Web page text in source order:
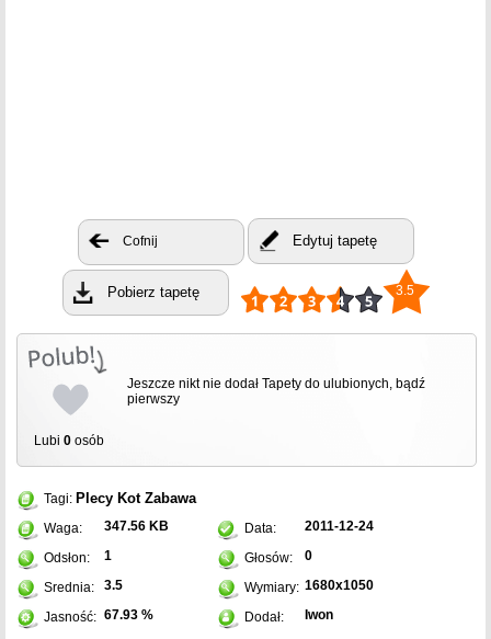
Cofnij Edytuj tapetę
Pobierz tapetę 3.5
Lubi 0 osób
Jeszcze nikt nie dodał Tapety do ulubionych, bądź
pierwszy
Tagi: Plecy Kot Zabawa
Waga: 347.56 KB Data: 2011-12-24
Odsłon: 1 Głosów: 0
Srednia: 3.5 Wymiary: 1680x1050
Jasność: 67.93 % Dodał: Iwon